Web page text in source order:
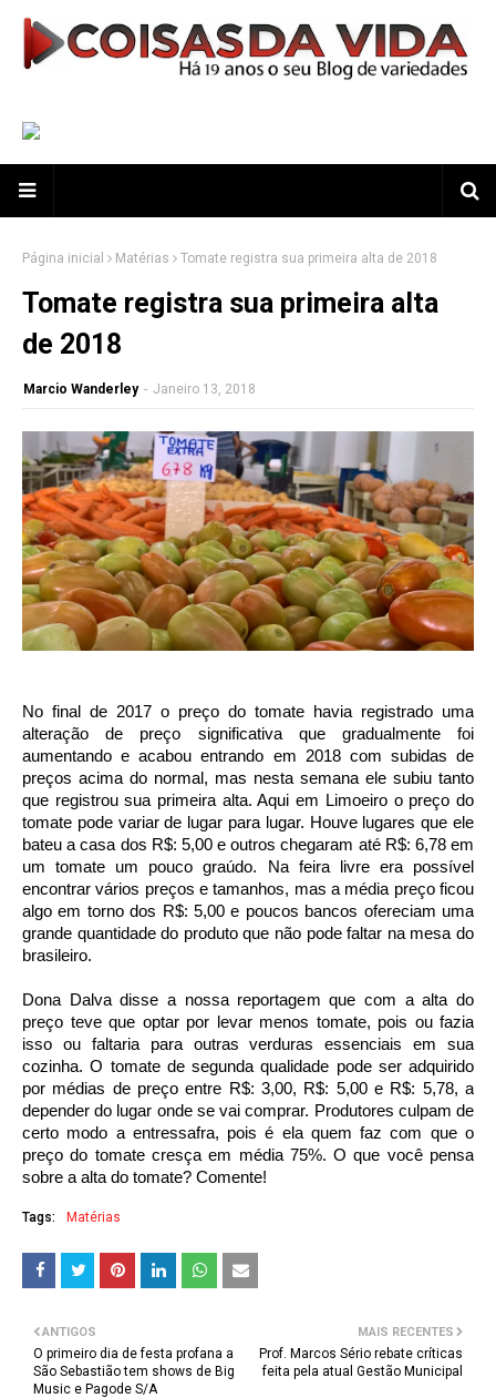
Página inicial Matérias Tomate registra sua primeira alta de 2018
Tomate registra sua primeira alta
de 2018
Marcio Wanderley - Janeiro 13, 2018
No final de 2017 o preço do tomate havia registrado uma
alteração de preço significativa que gradualmente foi
aumentando e acabou entrando em 2018 com subidas de
preços acima do normal, mas nesta semana ele subiu tanto
que registrou sua primeira alta. Aqui em Limoeiro o preço do
tomate pode variar de lugar para lugar. Houve lugares que ele
bateu a casa dos R$: 5,00 e outros chegaram até R$: 6,78 em
um tomate um pouco graúdo. Na feira livre era possível
encontrar vários preços e tamanhos, mas a média preço ficou
algo em torno dos R$: 5,00 e poucos bancos ofereciam uma
grande quantidade do produto que não pode faltar na mesa do
brasileiro.
Dona Dalva disse a nossa reportagem que com a alta do
preço teve que optar por levar menos tomate, pois ou fazia
isso ou faltaria para outras verduras essenciais em sua
cozinha. O tomate de segunda qualidade pode ser adquirido
por médias de preço entre R$: 3,00, R$: 5,00 e R$: 5,78, a
depender do lugar onde se vai comprar. Produtores culpam de
certo modo a entressafra, pois é ela quem faz com que o
preço do tomate cresça em média 75%. O que você pensa
sobre a alta do tomate? Comente!
Tags: Matérias
MAIS RECENTES
Prof. Marcos Sério rebate críticas
feita pela atual Gestão Municipal
ANTIGOS
O primeiro dia de festa profana a
São Sebastião tem shows de Big
Music e Pagode S/A